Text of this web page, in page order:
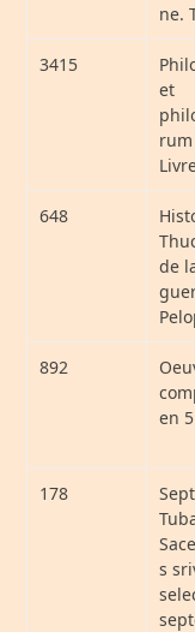
ne.
3415
et
648
de
892
en
178
s